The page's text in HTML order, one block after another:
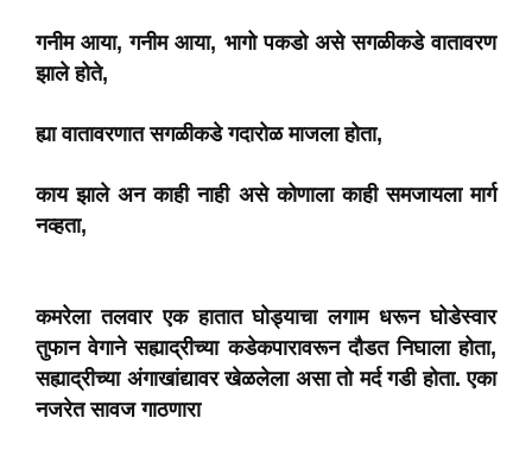
गनीम आया, गनीम आया, भागो पकडो असे सगळीकडे वातावरण
झाले होते,
ह्या वातावरणात सगळीकडे गदारोळ माजला होता,
काय झाले अन काही नाही असे कोणाला काही समजायला मार्ग
नव्हता,
कमरेला तलवार एक हातात घोड्याचा लगाम धरून घोडेस्वार
तुफान वेगाने सह्याद्रीच्या कडेकपारावरून दौडत निघाला होता,
सह्याद्रीच्या अंगाखांद्यावर खेळलेला असा तो मर्द गडी होता. एका
नजरेत सावज गाठणारा